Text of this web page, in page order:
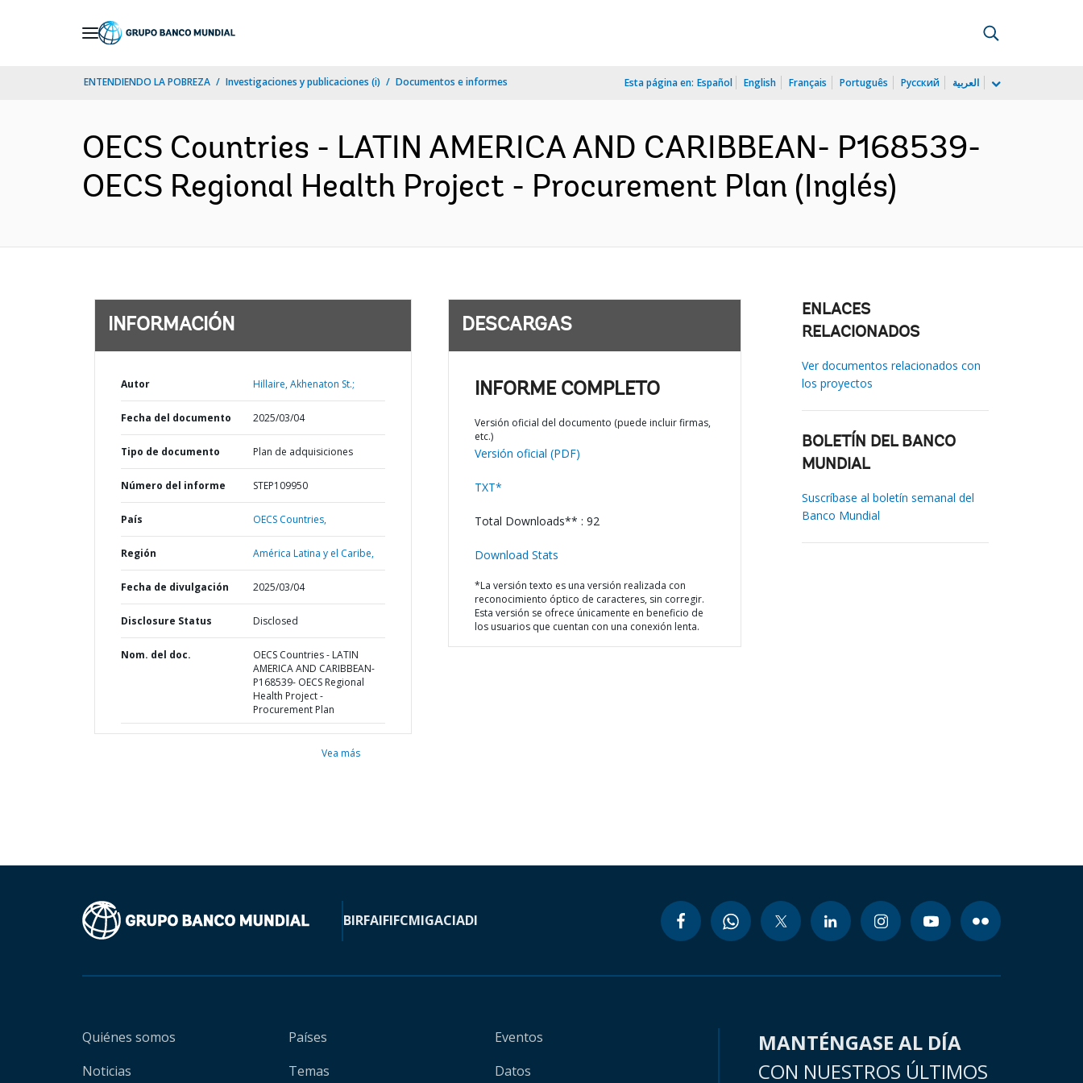
ENTENDIENDO LA POBREZA Investigaciones y publicaciones (i) Documentos e informes Esta página en: Español English Français Português Русский العربية
OECS Countries - LATIN AMERICA AND CARIBBEAN- P168539-
OECS Regional Health Project - Procurement Plan (Inglés)
INFORMACIÓN
Autor Hillaire, Akhenaton St.;
Fecha del documento 2025/03/04
Tipo de documento Plan de adquisiciones
Número del informe STEP109950
País OECS Countries,
Región América Latina y el Caribe,
Fecha de divulgación 2025/03/04
Disclosure Status Disclosed
Nom. del doc.
OECS Countries - LATIN
AMERICA AND CARIBBEAN-
P168539- OECS Regional
Health Project -
Procurement Plan
Vea más
DESCARGAS
INFORME COMPLETO
Versión oficial del documento (puede incluir firmas,
etc.)
Versión oficial (PDF)
TXT*
Total Downloads** : 92
Download Stats
*La versión texto es una versión realizada con
reconocimiento óptico de caracteres, sin corregir.
Esta versión se ofrece únicamente en beneficio de
los usuarios que cuentan con una conexión lenta.
ENLACES
RELACIONADOS
Ver documentos relacionados con
los proyectos
BOLETÍN DEL BANCO
MUNDIAL
Suscríbase al boletín semanal del
Banco Mundial
BIRFAIFIFCMIGACIADI
Quiénes somos
Noticias
Países
Temas
Eventos
Datos
MANTÉNGASE AL DÍA
CON NUESTROS ÚLTIMOS